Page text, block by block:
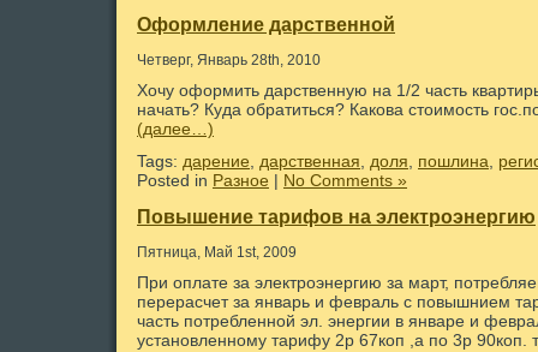
Оформление дарственной
Четверг, Январь 28th, 2010
Хочу оформить дарственную на 1/2 часть
начать? Куда обратиться? Какова стоимость
(далее…)
Tags: дарение, дарственная, доля, пошлина,
Posted in Разное | No Comments »
Повышение тарифов на электроэнергию
Пятница, Май 1st, 2009
При оплате за электроэнергию за март,
перерасчет за январь и февраль с повышнием
часть потребленной эл. энергии в январе и
установленному тарифу 2р 67коп ,а по 3р 90коп.